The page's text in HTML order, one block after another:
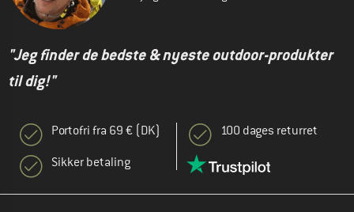
"Jeg finder de bedste & nyeste outdoor-produkter
til dig!"
Portofri fra 69 € (DK)
Sikker betaling
100 dages returret